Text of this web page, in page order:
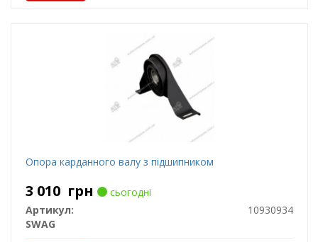
Опора карданного валу з підшипником
3 010 грн
сьогодні
Артикул:
10930934
SWAG